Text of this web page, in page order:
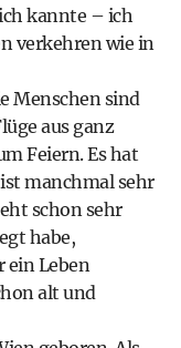
kannte – ich
verkehren wie in
Menschen sind
aus ganz
Feiern. Es hat
manchmal sehr
schon sehr
habe,
ein Leben
alt und